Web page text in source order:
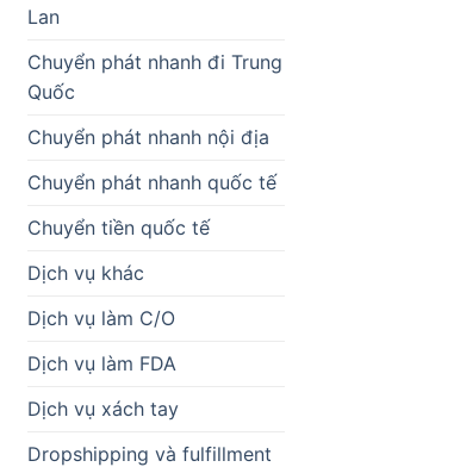
Lan
Chuyển phát nhanh đi Trung
Quốc
Chuyển phát nhanh nội địa
Chuyển phát nhanh quốc tế
Chuyển tiền quốc tế
Dịch vụ khác
Dịch vụ làm C/O
Dịch vụ làm FDA
Dịch vụ xách tay
Dropshipping và fulfillment